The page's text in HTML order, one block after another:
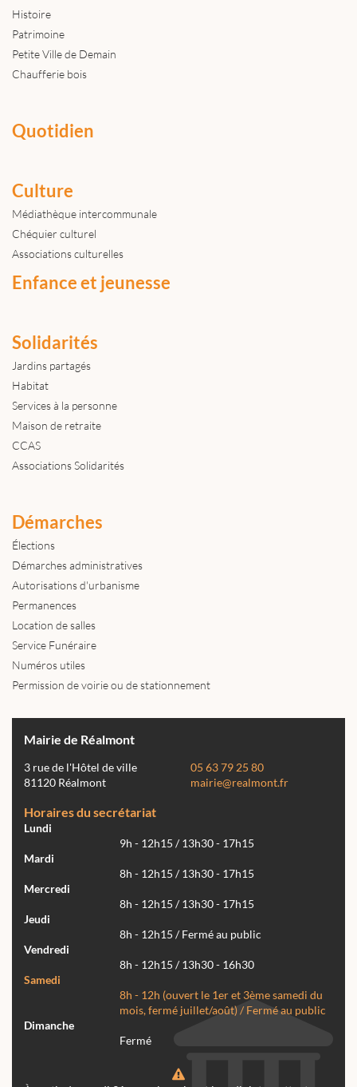
Histoire
Patrimoine
Petite Ville de Demain
Chaufferie bois
Quotidien
Culture
Médiathèque intercommunale
Chéquier culturel
Associations culturelles
Enfance et jeunesse
Solidarités
Jardins partagés
Habitat
Services à la personne
Maison de retraite
CCAS
Associations Solidarités
Démarches
Élections
Démarches administratives
Autorisations d'urbanisme
Permanences
Location de salles
Service Funéraire
Numéros utiles
Permission de voirie ou de stationnement
Mairie de Réalmont
3 rue de l'Hôtel de ville
81120 Réalmont
05 63 79 25 80
mairie@realmont.fr
Horaires du secrétariat
Lundi
9h - 12h15 / 13h30 - 17h15
Mardi
8h - 12h15 / 13h30 - 17h15
Mercredi
8h - 12h15 / 13h30 - 17h15
Jeudi
8h - 12h15 / Fermé au public
Vendredi
8h - 12h15 / 13h30 - 16h30
Samedi
8h - 12h (ouvert le 1er et 3ème samedi du
mois, fermé juillet/août) / Fermé au public
Dimanche
Fermé